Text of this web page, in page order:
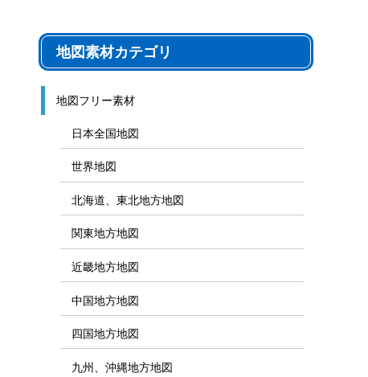
地図素材カテゴリ
地図フリー素材
日本全国地図
世界地図
北海道、東北地方地図
関東地方地図
近畿地方地図
中国地方地図
四国地方地図
九州、沖縄地方地図